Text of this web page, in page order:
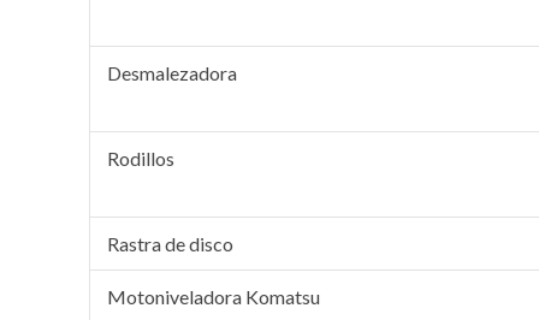
Desmalezadora
Rodillos
Rastra de disco
Motoniveladora Komatsu